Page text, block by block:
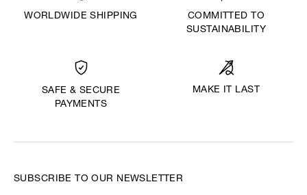
WORLDWIDE SHIPPING
COMMITTED TO
SUSTAINABILITY
SAFE & SECURE
PAYMENTS
MAKE IT LAST
SUBSCRIBE TO OUR NEWSLETTER